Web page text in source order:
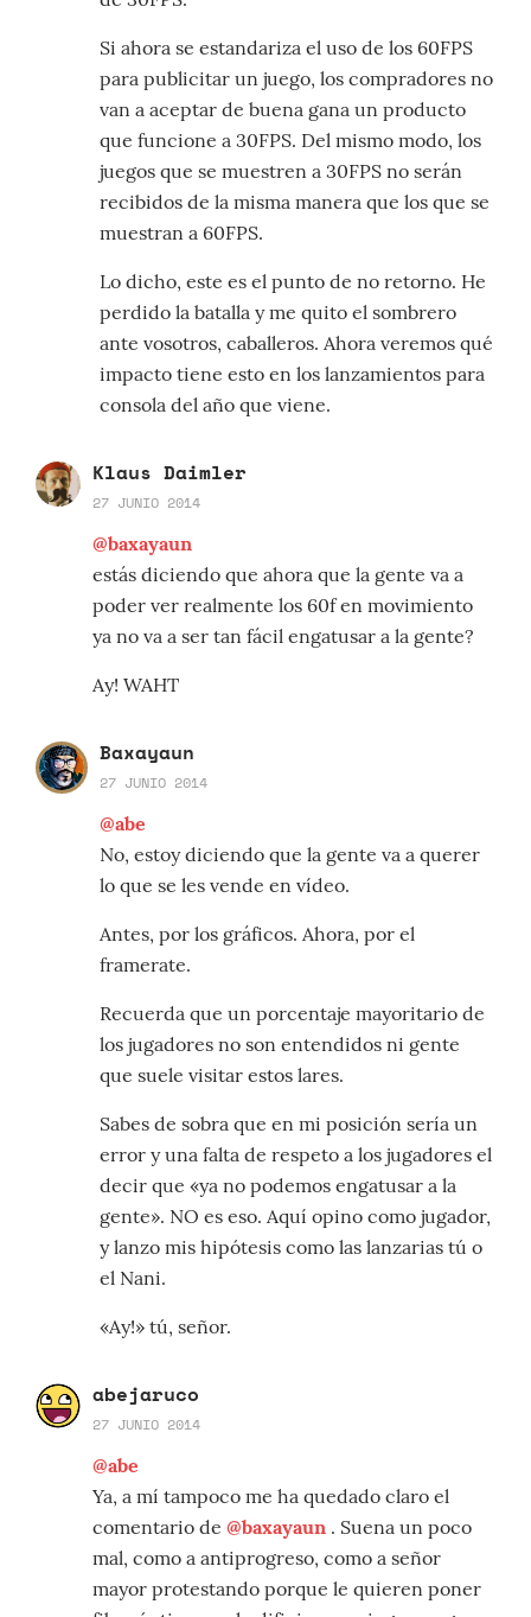
Si ahora se estandariza el uso de los 60FPS
para publicitar un juego, los compradores no
van a aceptar de buena gana un producto
que funcione a 30FPS. Del mismo modo, los
juegos que se muestren a 30FPS no serán
recibidos de la misma manera que los que se
muestran a 60FPS.
Lo dicho, este es el punto de no retorno. He
perdido la batalla y me quito el sombrero
ante vosotros, caballeros. Ahora veremos qué
impacto tiene esto en los lanzamientos para
consola del año que viene.
Klaus Daimler
27 JUNIO 2014
@baxayaun
estás diciendo que ahora que la gente va a
poder ver realmente los 60f en movimiento
ya no va a ser tan fácil engatusar a la gente?
Ay! WAHT
Baxayaun
27 JUNIO 2014
@abe
No, estoy diciendo que la gente va a querer
lo que se les vende en vídeo.
Antes, por los gráficos. Ahora, por el
framerate.
Recuerda que un porcentaje mayoritario de
los jugadores no son entendidos ni gente
que suele visitar estos lares.
Sabes de sobra que en mi posición sería un
error y una falta de respeto a los jugadores el
decir que «ya no podemos engatusar a la
gente». NO es eso. Aquí opino como jugador,
y lanzo mis hipótesis como las lanzarias tú o
el Nani.
«Ay!» tú, señor.
abejaruco
27 JUNIO 2014
@abe
Ya, a mí tampoco me ha quedado claro el
comentario de @baxayaun . Suena un poco
mal, como a antiprogreso, como a señor
mayor protestando porque le quieren poner